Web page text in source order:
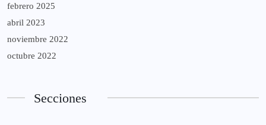
febrero 2025
abril 2023
noviembre 2022
octubre 2022
Secciones